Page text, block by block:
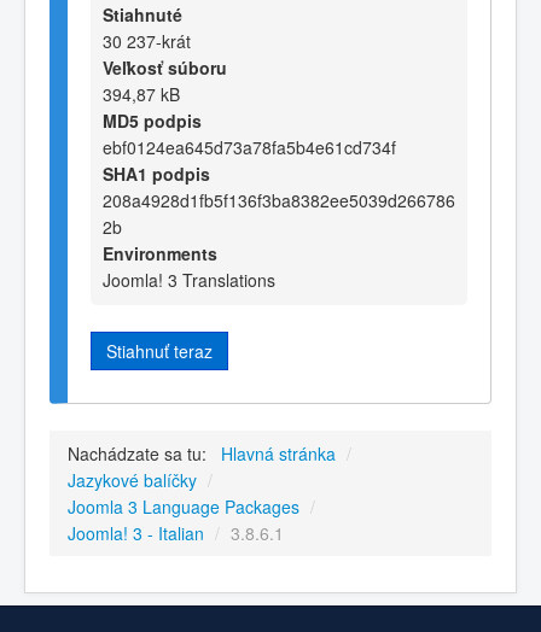
Stiahnuté
30 237-krát
Veľkosť súboru
394,87 kB
MD5 podpis
ebf0124ea645d73a78fa5b4e61cd734f
SHA1 podpis
208a4928d1fb5f136f3ba8382ee5039d266786
2b
Environments
Joomla! 3 Translations
Stiahnuť teraz
Nachádzate sa tu: Hlavná stránka /
Jazykové balíčky /
Joomla 3 Language Packages /
Joomla! 3 - Italian / 3.8.6.1